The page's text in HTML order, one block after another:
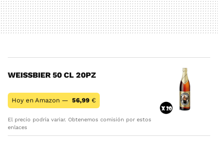
WEISSBIER 50 CL 20PZ
Hoy en Amazon — 56,99 €
El precio podría variar. Obtenemos comisión por estos
enlaces